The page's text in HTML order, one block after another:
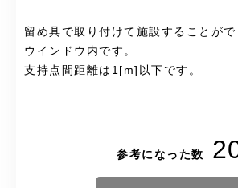
留め具で取り付けて施設することが
ウインドウ内です。
支持点間距離は1[m]以下です。
参考になった数